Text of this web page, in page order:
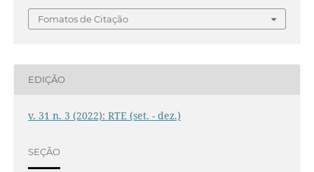
Fomatos de Citação
EDIÇÃO
v. 31 n. 3 (2022): RTE (set. - dez.)
SEÇÃO